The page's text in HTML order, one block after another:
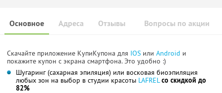
Основное Отзывы Вопросы по акции
Адреса
Скачайте приложение КупиКупона для IOS или Android и
покажите купон с экрана смартфона. Это удобно :)
Шугаринг (сахарная эпиляция) или восковая биоэпиляция
любых зон на выбор в студии красоты LAFREL со скидкой до
82%